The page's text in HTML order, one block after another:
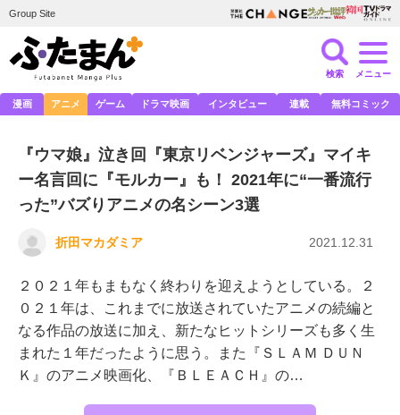
Group Site
検索 メニュー
漫画 アニメ ゲーム ドラマ映画 インタビュー 連載 無料コミック
『ウマ娘』泣き回『東京リベンジャーズ』マイキ
ー名言回に『モルカー』も！ 2021年に“一番流行
った”バズりアニメの名シーン3選
折田マカダミア 2021.12.31
２０２１年もまもなく終わりを迎えようとしている。２
０２１年は、これまでに放送されていたアニメの続編と
なる作品の放送に加え、新たなヒットシリーズも多く生
まれた１年だったように思う。また『ＳＬＡＭ ＤＵＮ
Ｋ』のアニメ映画化、『ＢＬＥＡＣＨ』の…